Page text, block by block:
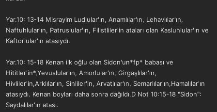
Yar.10: 13-14 Misrayim Ludlular'ın, Anamlılar'ın, Lehavlılar'ın,
Naftuhlular'ın, Patruslular'ın, Filistliler'in ataları olan Kasluhlular'ın ve
Kaftorlular'ın atasıydı.
Yar.10: 15-18 Kenan ilk oğlu olan Sidon'un*fp* babası ve
Hititler'in*,Yevuslular'ın, Amorlular'ın, Girgaşlılar'ın,
Hivliler'in,Arklılar'ın, Sinliler'in, Arvatlılar'ın, Semarlılar'ın,Hamalılar'ın
atasıydı. Kenan boyları daha sonra dağıldı.D Not 10:15-18 "Sidon":
Saydalılar'ın atası.